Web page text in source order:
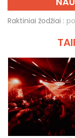
Raktiniai žodžiai :